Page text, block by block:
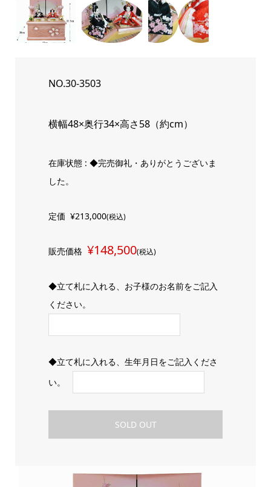
NO.30-3503
横幅48×奥行34×高さ58（約cm）
在庫状態 : ◆完売御礼・ありがとうございま
した。
定価 ¥213,000(税込)
販売価格 ¥148,500(税込)
◆立て札に入れる、お子様のお名前をご記入
ください。
◆立て札に入れる、生年月日をご記入くださ
い。
SOLD OUT